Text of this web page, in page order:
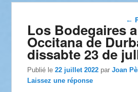
←
Los Bodegaires
Occitana de
dissabte 23 de
Publié le22 juillet 2022 parJoan
Laissez une réponse